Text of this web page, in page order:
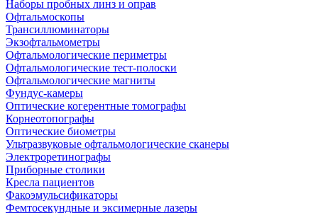
Наборы пробных линз и оправ
Офтальмоскопы
Трансиллюминаторы
Экзофтальмометры
Офтальмологические периметры
Офтальмологические тест-полоски
Офтальмологические магниты
Фундус-камеры
Оптические когерентные томографы
Корнеотопографы
Оптические биометры
Ультразвуковые офтальмологические сканеры
Электроретинографы
Приборные столики
Кресла пациентов
Факоэмульсификаторы
Фемтосекундные и эксимерные лазеры